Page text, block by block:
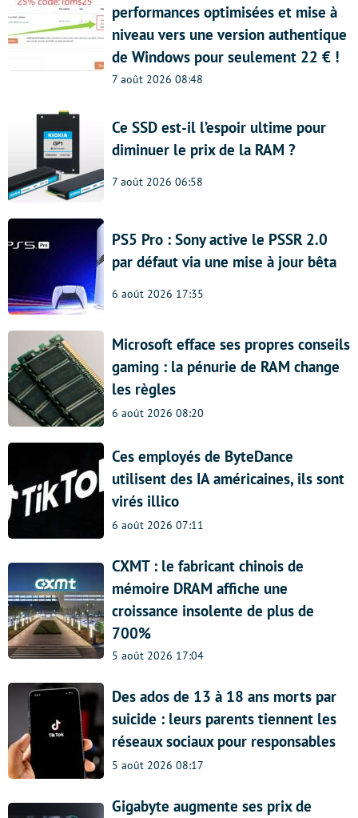
performances optimisées et mise à
niveau vers une version authentique
de Windows pour seulement 22 € !
7 août 2026 08:48
Ce SSD est-il l’espoir ultime pour
diminuer le prix de la RAM ?
7 août 2026 06:58
PS5 Pro : Sony active le PSSR 2.0
par défaut via une mise à jour bêta
6 août 2026 17:35
Microsoft efface ses propres conseils
gaming : la pénurie de RAM change
les règles
6 août 2026 08:20
Ces employés de ByteDance
utilisent des IA américaines, ils sont
virés illico
6 août 2026 07:11
CXMT : le fabricant chinois de
mémoire DRAM affiche une
croissance insolente de plus de
700%
5 août 2026 17:04
Des ados de 13 à 18 ans morts par
suicide : leurs parents tiennent les
réseaux sociaux pour responsables
5 août 2026 08:17
Gigabyte augmente ses prix de